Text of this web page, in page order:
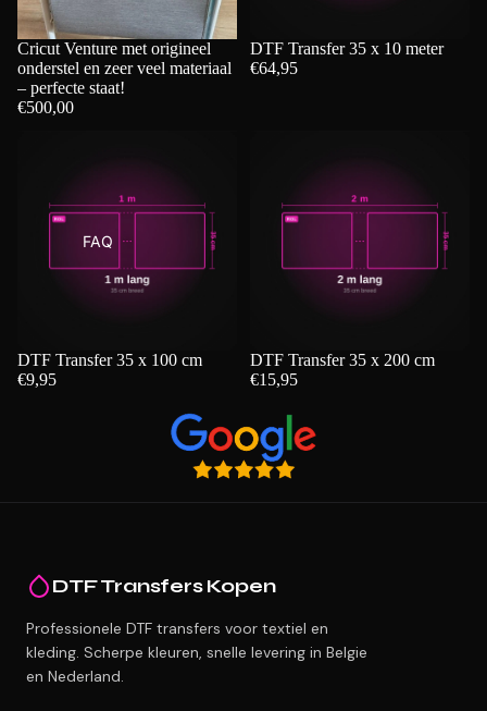
FAQ
Cricut Venture met origineel
onderstel en zeer veel materiaal
– perfecte staat!
€500,00
DTF Transfer 35 x 10 meter
€64,95
DTF Transfer 35 x 100 cm
€9,95
DTF Transfer 35 x 200 cm
€15,95
DTF Transfers Kopen
Professionele DTF transfers voor textiel en
kleding. Scherpe kleuren, snelle levering in Belgie
en Nederland.